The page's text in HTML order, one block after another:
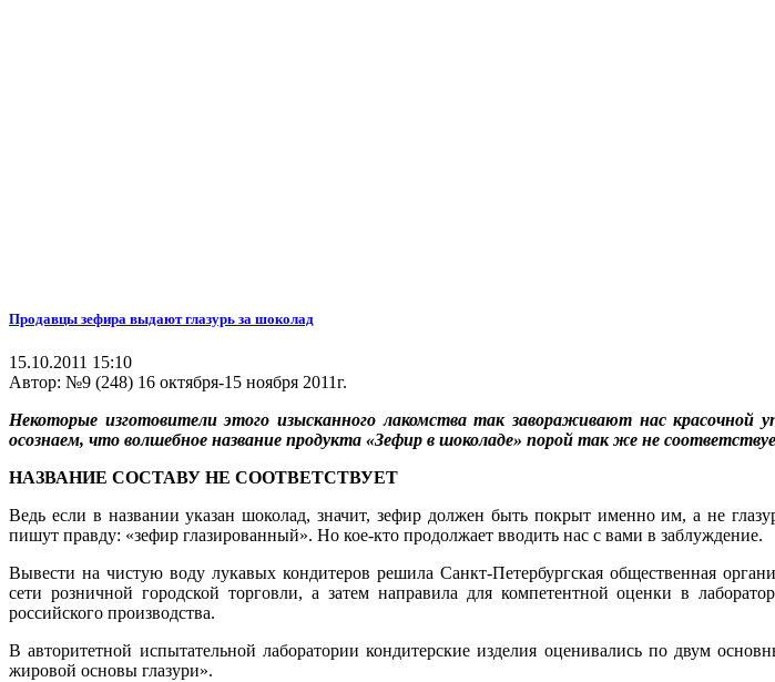
Продавцы зефира выдают глазурь за шоколад
15.10.2011 15:10
Автор: №9 (248) 16 октября-15 ноября 2011г.
Некоторые изготовители этого изысканного лакомства так завораживают нас
осознаем, что волшебное название продукта «Зефир в шоколаде» порой так же не
НАЗВАНИЕ СОСТАВУ НЕ СООТВЕТСТВУЕТ
Ведь если в названии указан шоколад, значит, зефир должен быть покрыт именно им, а не
пишут правду: «зефир глазированный». Но кое-кто продолжает вводить нас с вами в заблуждение.
Вывести на чистую воду лукавых кондитеров решила Санкт-Петербургская общественная
сети розничной городской торговли, а затем направила для компетентной оценки в
российского производства.
В авторитетной испытательной лаборатории кондитерские изделия оценивались по двум
жировой основы глазури».